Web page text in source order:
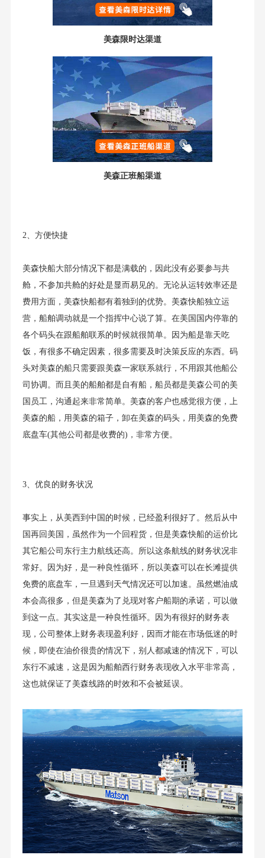
美森限时达渠道
美森正班船渠道
2、方便快捷
美森快船大部分情况下都是满载的，因此没有必要参与共
舱，不参加共舱的好处是显而易见的。无论从运转效率还是
费用方面，美森快船都有着独到的优势。美森快船独立运
营，船舶调动就是一个指挥中心说了算。在美国国内停靠的
各个码头在跟船舶联系的时候就很简单。因为船是靠天吃
饭，有很多不确定因素，很多需要及时决策反应的东西。码
头对美森的船只需要跟美森一家联系就行，不用跟其他船公
司协调。而且美的船舶都是自有船，船员都是美森公司的美
国员工，沟通起来非常简单。美森的客户也感觉很方便，上
美森的船，用美森的箱子，卸在美森的码头，用美森的免费
底盘车(其他公司都是收费的)，非常方便。
3、优良的财务状况
事实上，从美西到中国的时候，已经盈利很好了。然后从中
国再回美国，虽然作为一个回程货，但是美森快船的运价比
其它船公司东行主力航线还高。所以这条航线的财务状况非
常好。因为好，是一种良性循环，所以美森可以在长滩提供
免费的底盘车，一旦遇到天气情况还可以加速。虽然燃油成
本会高很多，但是美森为了兑现对客户船期的承诺，可以做
到这一点。其实这是一种良性循环。因为有很好的财务表
现，公司整体上财务表现盈利好，因而才能在市场低迷的时
候，即使在油价很贵的情况下，别人都减速的情况下，可以
东行不减速，这是因为船舶西行财务表现收入水平非常高，
这也就保证了美森线路的时效和不会被延误。